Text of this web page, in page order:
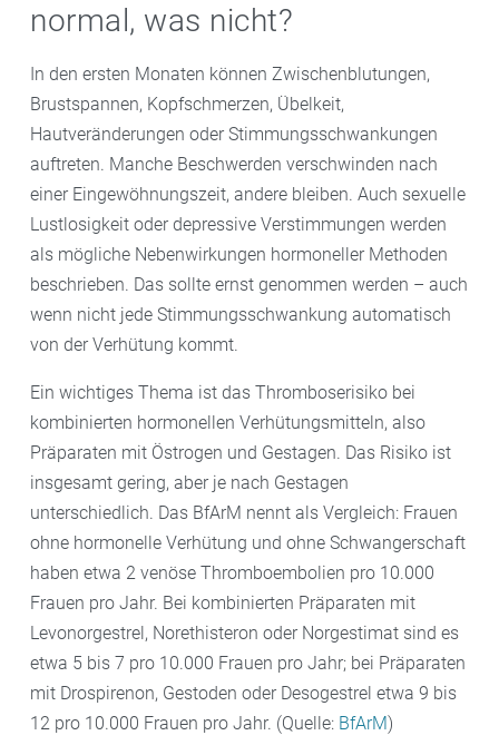
normal, was nicht?
In den ersten Monaten können Zwischenblutungen,
Brustspannen, Kopfschmerzen, Übelkeit,
Hautveränderungen oder Stimmungsschwankungen
auftreten. Manche Beschwerden verschwinden nach
einer Eingewöhnungszeit, andere bleiben. Auch sexuelle
Lustlosigkeit oder depressive Verstimmungen werden
als mögliche Nebenwirkungen hormoneller Methoden
beschrieben. Das sollte ernst genommen werden – auch
wenn nicht jede Stimmungsschwankung automatisch
von der Verhütung kommt.
Ein wichtiges Thema ist das Thromboserisiko bei
kombinierten hormonellen Verhütungsmitteln, also
Präparaten mit Östrogen und Gestagen. Das Risiko ist
insgesamt gering, aber je nach Gestagen
unterschiedlich. Das BfArM nennt als Vergleich: Frauen
ohne hormonelle Verhütung und ohne Schwangerschaft
haben etwa 2 venöse Thromboembolien pro 10.000
Frauen pro Jahr. Bei kombinierten Präparaten mit
Levonorgestrel, Norethisteron oder Norgestimat sind es
etwa 5 bis 7 pro 10.000 Frauen pro Jahr; bei Präparaten
mit Drospirenon, Gestoden oder Desogestrel etwa 9 bis
12 pro 10.000 Frauen pro Jahr. (Quelle: BfArM)